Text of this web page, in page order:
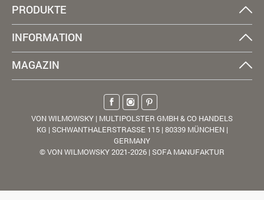
PRODUKTE
INFORMATION
MAGAZIN
VON WILMOWSKY | MULTIPOLSTER GMBH & CO HANDELS
KG | SCHWANTHALERSTRASSE 115 | 80339 MÜNCHEN |
GERMANY
© VON WILMOWSKY 2021-2026 | SOFA MANUFAKTUR